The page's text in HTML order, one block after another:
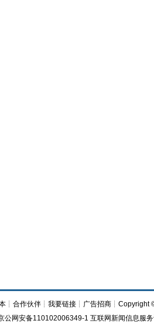
┊ 合作伙伴┊ 我要链接┊ 广告招商┊Copyright
公网安备110102006349-1 互联网新闻信息服